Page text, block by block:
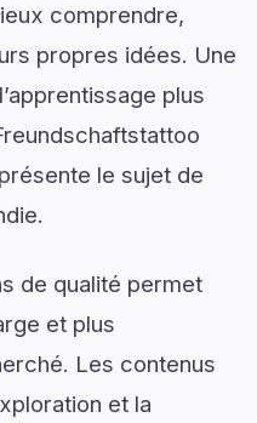
comprendre,
propres idées. Une
plus
le sujet de
de qualité permet
et plus
Les contenus
et la